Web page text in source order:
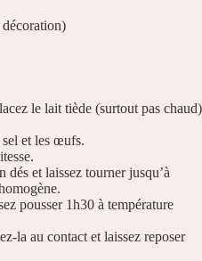
le lait tiède (surtout pas chaud)
et les œufs.
et laissez tourner jusqu’à
pousser 1h30 à température
la au contact et laissez reposer